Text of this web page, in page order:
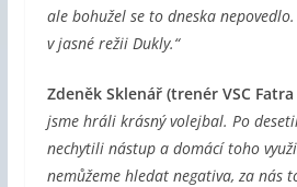
ale bohužel se to dneska
v jasné režii Dukly.“
Zdeněk Sklenář (trenér VSC Fatra
jsme hráli krásný volejbal. Po
nechytili nástup a domácí toho
nemůžeme hledat negativa, za nás